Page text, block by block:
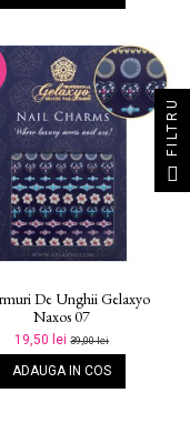
De Unghii Gelaxyo
Naxos 07
19,50 lei39,00 lei
ADAUGA IN COS
FILTRU